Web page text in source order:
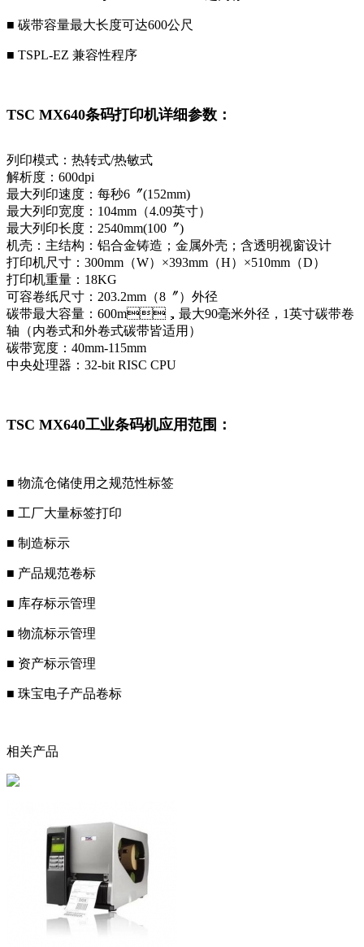
■ 碳带容量最大长度可达600公尺
■ TSPL-EZ 兼容性程序
TSC MX640条码打印机详细参数：
列印模式：热转式/热敏式
解析度：600dpi
最大列印速度：每秒6〞(152mm)
最大列印宽度：104mm（4.09英寸）
最大列印长度：2540mm(100〞)
机壳：主结构：铝合金铸造；金属外壳；含透明视窗设计
打印机尺寸：300mm（W）×393mm（H）×510mm（D）
打印机重量：18KG
可容卷纸尺寸：203.2mm（8〞）外径
碳带最大容量：600m，最大90毫米外径，1英寸碳带卷
轴（内卷式和外卷式碳带皆适用）
碳带宽度：40mm-115mm
中央处理器：32-bit RISC CPU
TSC MX640工业条码机应用范围：
■ 物流仓储使用之规范性标签
■ 工厂大量标签打印
■ 制造标示
■ 产品规范卷标
■ 库存标示管理
■ 物流标示管理
■ 资产标示管理
■ 珠宝电子产品卷标
相关产品